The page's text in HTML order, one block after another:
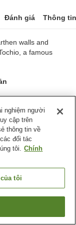
Đánh giá Thông
walls and
a famous
Kumano
nghiệm người
cập trên
thông tin về
đối tác
tôi. Chính
tôi